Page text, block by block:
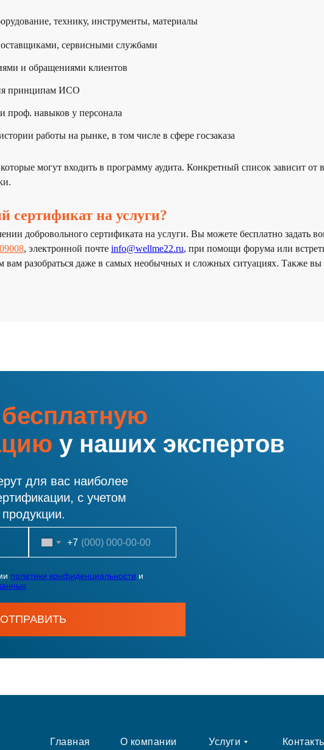
технику, инструменты, материалы
сервисными службами
и обращениями клиентов
принципам ИСО
проф. навыков у персонала
работы на рынке, в том числе в сфере госзаказа
могут входить в программу аудита. Конкретный список зависит от
сертификат на услуги?
добровольного сертификата на услуги. Вы можете бесплатно задать
, электронной почте info@wellme22.ru, при помощи форума или
разобраться даже в самых необычных и сложных ситуациях. Также вы
бесплатную
у наших экспертов
+7
политики конфиденциальности и
ОТПРАВИТЬ
для вас наиболее
с учетом
Услуги
О компании
Главная